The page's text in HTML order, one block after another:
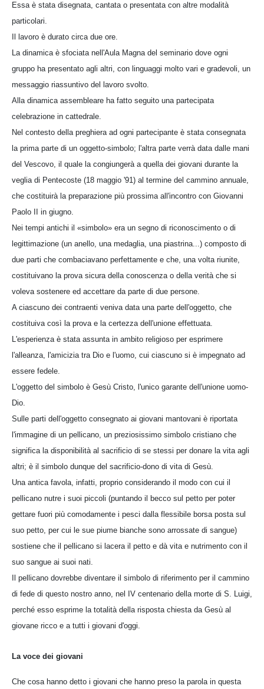
Essa è stata disegnata, cantata o presentata con altre modalità
particolari.
Il lavoro è durato circa due ore.
La dinamica è sfociata nell'Aula Magna del seminario dove ogni
gruppo ha presentato agli altri, con linguaggi molto vari e gradevoli, un
messaggio riassuntivo del lavoro svolto.
Alla dinamica assembleare ha fatto seguito una partecipata
celebrazione in cattedrale.
Nel contesto della preghiera ad ogni partecipante è stata consegnata
la prima parte di un oggetto-simbolo; l'altra parte verrà data dalle mani
del Vescovo, il quale la congiungerà a quella dei giovani durante la
veglia di Pentecoste (18 maggio '91) al termine del cammino annuale,
che costituirà la preparazione più prossima all'incontro con Giovanni
Paolo II in giugno.
Nei tempi antichi il «simbolo» era un segno di riconoscimento o di
legittimazione (un anello, una medaglia, una piastrina...) composto di
due parti che combaciavano perfettamente e che, una volta riunite,
costituivano la prova sicura della conoscenza o della verità che si
voleva sostenere ed accettare da parte di due persone.
A ciascuno dei contraenti veniva data una parte dell'oggetto, che
costituiva così la prova e la certezza dell'unione effettuata.
L'esperienza è stata assunta in ambito religioso per esprimere
l'alleanza, l'amicizia tra Dio e l'uomo, cui ciascuno si è impegnato ad
essere fedele.
L'oggetto del simbolo è Gesù Cristo, l'unico garante dell'unione uomo-
Dio.
Sulle parti dell'oggetto consegnato ai giovani mantovani è riportata
l'immagine di un pellicano, un preziosissimo simbolo cristiano che
significa la disponibilità al sacrificio di se stessi per donare la vita agli
altri; è il simbolo dunque del sacrificio-dono di vita di Gesù.
Una antica favola, infatti, proprio considerando il modo con cui il
pellicano nutre i suoi piccoli (puntando il becco sul petto per poter
gettare fuori più comodamente i pesci dalla flessibile borsa posta sul
suo petto, per cui le sue piume bianche sono arrossate di sangue)
sostiene che il pellicano si lacera il petto e dà vita e nutrimento con il
suo sangue ai suoi nati.
Il pellicano dovrebbe diventare il simbolo di riferimento per il cammino
di fede di questo nostro anno, nel IV centenario della morte di S. Luigi,
perché esso esprime la totalità della risposta chiesta da Gesù al
giovane ricco e a tutti i giovani d'oggi.
La voce dei giovani
Che cosa hanno detto i giovani che hanno preso la parola in questa